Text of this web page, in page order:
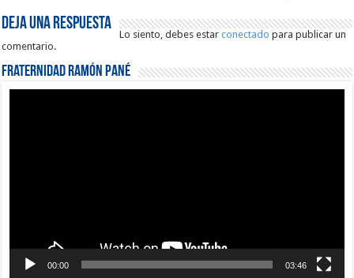
Deja una respuesta
Lo siento, debes estarconectado para publicar un
comentario.
Fraternidad Ramón Pané
00:00 03:46